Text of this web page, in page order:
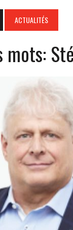
ACTUALITÉS
mots: